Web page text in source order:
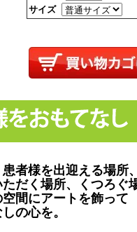
サイズ
者様を出迎える場所、
だく場所、くつろぐ
間にアートを飾って
の心を。